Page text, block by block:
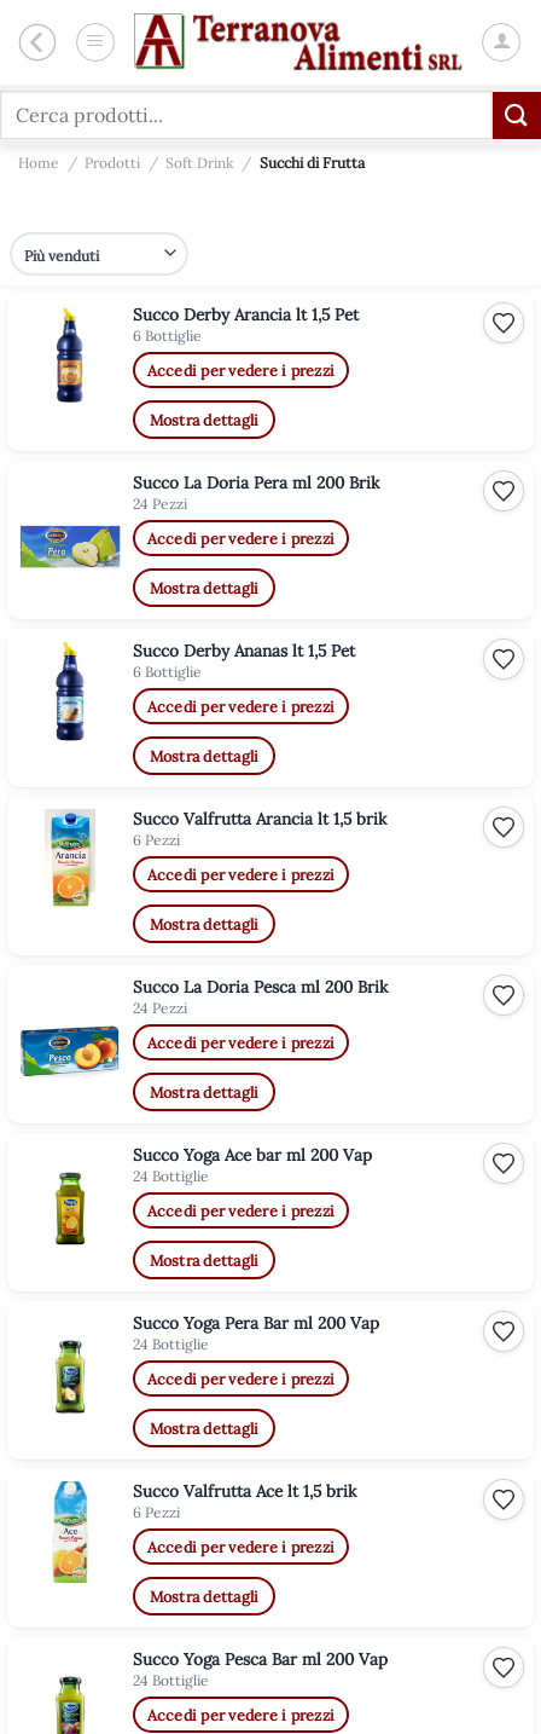
Cerca:
Home / Prodotti / Soft Drink / Succhi di Frutta
Succo Derby Arancia lt 1,5 Pet
6 Bottiglie
Accedi per vedere i prezzi
Mostra dettagli
Succo La Doria Pera ml 200 Brik
24 Pezzi
Accedi per vedere i prezzi
Mostra dettagli
Succo Derby Ananas lt 1,5 Pet
6 Bottiglie
Accedi per vedere i prezzi
Mostra dettagli
Succo Valfrutta Arancia lt 1,5 brik
6 Pezzi
Accedi per vedere i prezzi
Mostra dettagli
Succo La Doria Pesca ml 200 Brik
24 Pezzi
Accedi per vedere i prezzi
Mostra dettagli
Succo Yoga Ace bar ml 200 Vap
24 Bottiglie
Accedi per vedere i prezzi
Mostra dettagli
Succo Yoga Pera Bar ml 200 Vap
24 Bottiglie
Accedi per vedere i prezzi
Mostra dettagli
Succo Valfrutta Ace lt 1,5 brik
6 Pezzi
Accedi per vedere i prezzi
Mostra dettagli
Succo Yoga Pesca Bar ml 200 Vap
24 Bottiglie
Accedi per vedere i prezzi